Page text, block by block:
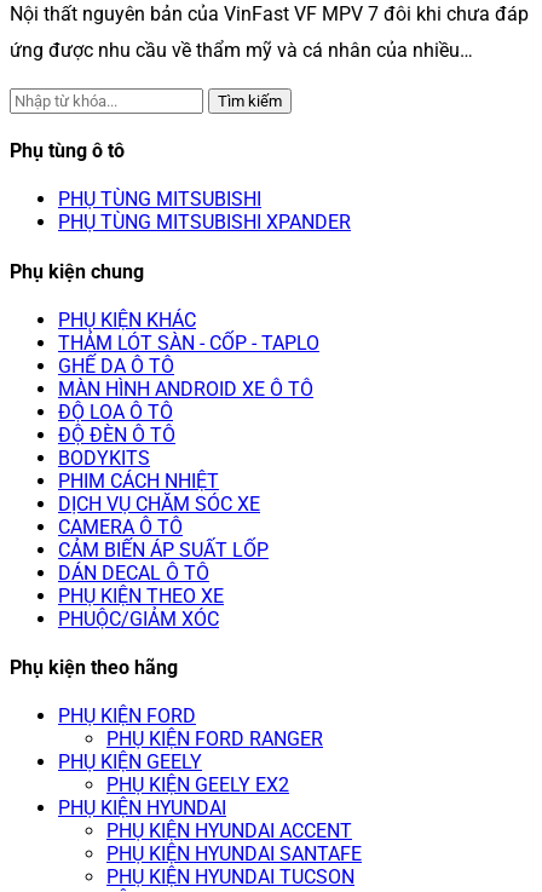
Nội thất nguyên bản của VinFast VF MPV 7 đôi khi chưa đáp
ứng được nhu cầu về thẩm mỹ và cá nhân của nhiều…
Tìm kiếm
Phụ tùng ô tô
PHỤ TÙNG MITSUBISHI
PHỤ TÙNG MITSUBISHI XPANDER
Phụ kiện chung
PHỤ KIỆN KHÁC
THẢM LÓT SÀN - CỐP - TAPLO
GHẾ DA Ô TÔ
MÀN HÌNH ANDROID XE Ô TÔ
ĐỘ LOA Ô TÔ
ĐỘ ĐÈN Ô TÔ
BODYKITS
PHIM CÁCH NHIỆT
DỊCH VỤ CHĂM SÓC XE
CAMERA Ô TÔ
CẢM BIẾN ÁP SUẤT LỐP
DÁN DECAL Ô TÔ
PHỤ KIỆN THEO XE
PHUỘC/GIẢM XÓC
Phụ kiện theo hãng
PHỤ KIỆN FORD
PHỤ KIỆN FORD RANGER
PHỤ KIỆN GEELY
PHỤ KIỆN GEELY EX2
PHỤ KIỆN HYUNDAI
PHỤ KIỆN HYUNDAI ACCENT
PHỤ KIỆN HYUNDAI SANTAFE
PHỤ KIỆN HYUNDAI TUCSON